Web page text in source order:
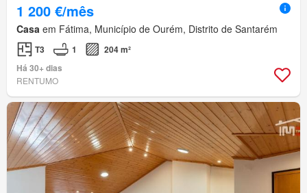
1 200 €/mês
Casa em Fátima, Município de Ourém, Distrito de Santarém
T3 1
204 m²
Há 30+ dias
RENTUMO